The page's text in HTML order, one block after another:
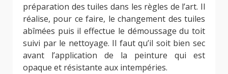
préparation des tuiles dans les règles de l’art. Il
réalise, pour ce faire, le changement des tuiles
abîmées puis il effectue le démoussage du toit
suivi par le nettoyage. Il faut qu’il soit bien sec
avant l’application de la peinture qui est
opaque et résistante aux intempéries.